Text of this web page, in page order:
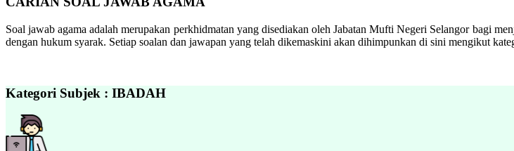
Soal jawab agama adalah merupakan perkhidmatan yang disediakan oleh Jabatan Mufti Negeri Selangor bagi
dengan hukum syarak. Setiap soalan dan jawapan yang telah dikemaskini akan dihimpunkan di sini mengikut
Kategori Subjek : IBADAH